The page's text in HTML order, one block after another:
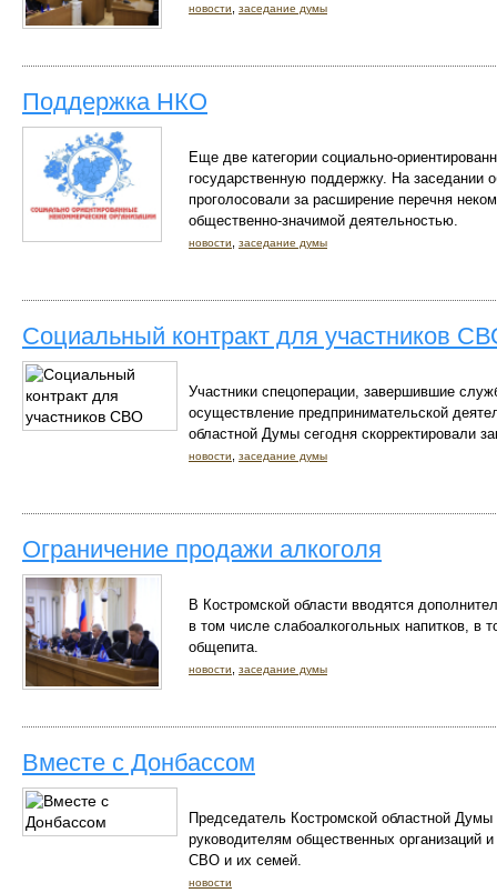
новости заседание думы
Поддержка НКО
Еще две категории социально-
государственную поддержку. На заседании
проголосовали за расширение перечня
общественно-значимой деятельностью.
новости заседание думы
Социальный контракт для участников
Участники спецоперации, завершившие
осуществление предпринимательской
областной Думы сегодня скорректировали
новости заседание думы
Ограничение продажи алкоголя
В Костромской области вводятся
в том числе слабоалкогольных напитков, в
общепита.
новости заседание думы
Вместе с Донбассом
Председатель Костромской областной
руководителям общественных организаций
СВО и их семей.
новости